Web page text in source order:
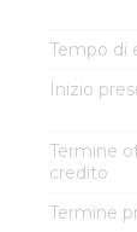
Tempo di
Inizio
Termine
credito
Termine